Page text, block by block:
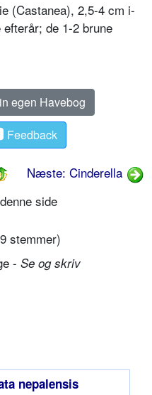
(Castanea), 2,5-4 cm i­
de 1-2 brune
egen Havebog
Feedback
Næste: Cinderella
side
9 stemmer)
- Se og skriv
nepalensis